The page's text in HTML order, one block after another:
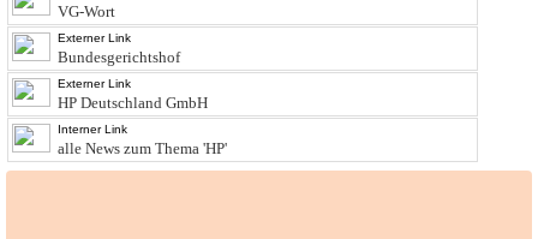
VG-Wort
Externer Link
Bundesgerichtshof
Externer Link
HP Deutschland GmbH
Interner Link
alle News zum Thema 'HP'